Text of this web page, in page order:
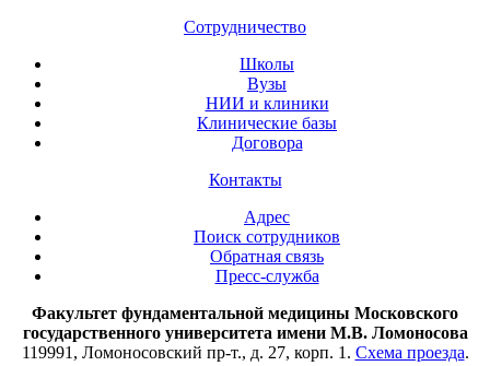
Сотрудничество
Школы
Вузы
НИИ и клиники
Клинические базы
Договора
Контакты
Адрес
Поиск сотрудников
Обратная связь
Пресс-служба
Факультет фундаментальной медицины Московского
государственного университета имени М.В. Ломоносова
119991, Ломоносовский пр-т., д. 27, корп. 1. Схема проезда.